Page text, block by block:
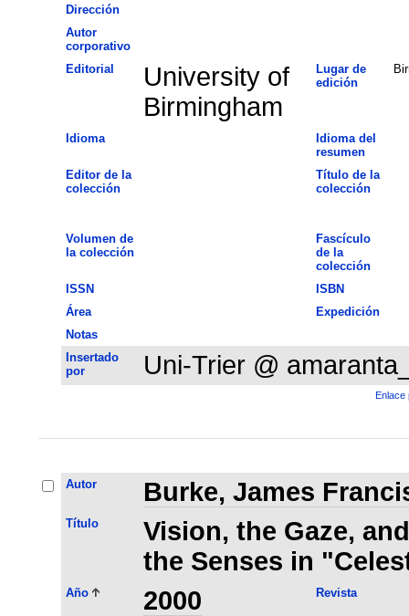
Dirección
Autor
corporativo
Editorial
University of
Birmingham
Lugar de
edición
Idioma
Idioma del
resumen
Editor de la
colección
Título de la
colección
Volumen de
la colección
Fascículo
de la
colección
ISSN
ISBN
Área
Expedición
Notas
Insertado
por
Uni-Trier @
Enlace
Autor Burke, James
Título
Vision, the Gaze,
the Senses in
Año 2000 Revista